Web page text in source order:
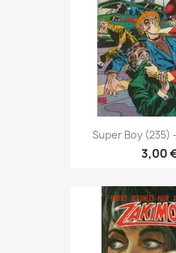
Super Boy (235)
3,00